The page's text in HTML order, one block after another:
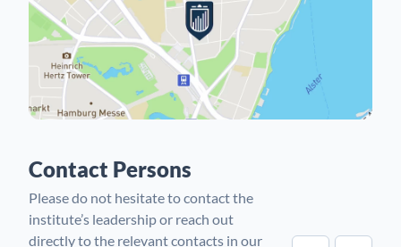
Contact Persons
Please do not hesitate to contact the
institute’s leadership or reach out
directly to the relevant contacts in our